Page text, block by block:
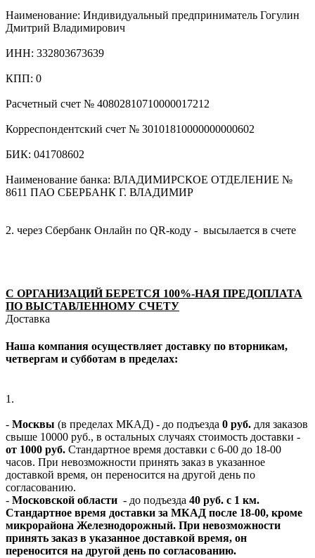
Наименование: Индивидуальный предприниматель Гогулин
Дмитрий Владимирович
ИНН: 332803673639
КПП: 0
Расчетный счет № 40802810710000017212
Корреспондентский счет № 30101810000000000602
БИК: 041708602
Наименование банка: ВЛАДИМИРСКОЕ ОТДЕЛЕНИЕ №
8611 ПАО СБЕРБАНК Г. ВЛАДИМИР
2. через Сбербанк Онлайн по QR-коду - высылается в счете
С ОРГАНИЗАЦИЙ БЕРЕТСЯ 100%-НАЯ ПРЕДОПЛАТА
ПО ВЫСТАВЛЕННОМУ СЧЕТУ
Доставка
Наша компания осуществляет доставку по вторникам,
четвергам и субботам в пределах:
1.
- Москвы (в пределах МКАД) - до подъезда 0 руб. для заказов
свыше 10000 руб., в остальных случаях стоимость доставки -
от 1000 руб. Стандартное время доставки с 6-00 до 18-00
часов. При невозможности принять заказ в указанное
доставкой время, он переносится на другой день по
согласованию.
- Московской области - до подъезда 40 руб. с 1 км.
Стандартное время доставки за МКАД после 18-00, кроме
микрорайона Железнодорожный. При невозможности
принять заказ в указанное доставкой время, он
переносится на другой день по согласованию.